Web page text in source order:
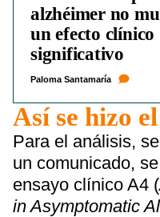
alzhéimer no
un efecto clínico
significativo
Paloma Santamaría
Así se hizo
Para el análisis,
un comunicado,
ensayo clínico A4 (
in Asymptomatic